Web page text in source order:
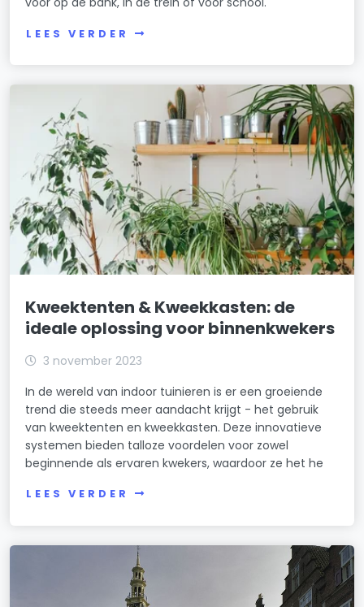
LEES VERDER
Kweektenten & Kweekkasten: de
ideale oplossing voor binnenkwekers
3 november 2023
In de wereld van indoor tuinieren is er een groeiende
trend die steeds meer aandacht krijgt - het gebruik
van kweektenten en kweekkasten. Deze innovatieve
systemen bieden talloze voordelen voor zowel
beginnende als ervaren kwekers, waardoor ze het he
LEES VERDER